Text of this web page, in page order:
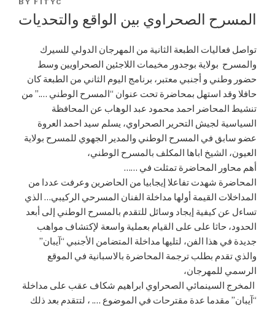
POSTED
BY FITYC
المسرح الصحراوي بين الواقع والتحديات
تواصل فعاليات الطبعة الثانية من المهرجان الدولي للسيرك
والمسرح بولاية بوجدور مخيمات اللاجئين الصحراويين وسط
حضور وطني و أجنبي معتبر، برنامج اليوم الثاني من الطبعة كان
حافلا وقد استهل بمحاضرة تحت عنوان “المسرح الوطني ….” من
تنشيط المحاضر احمد محمود عبد الوهاب عن المحافظة
السياسية لجيش التحرير الصحراوي، يسلم سيد احمد العروة
عضو سابق في المسرح الوطني والمدير الجهوي للمسرح بولاية
العيون، الشيخ اباها المكلف بالمسرح الوطني،
أهم محاور المحاضرة تمثلت في ……
المحاضرة شهدت تفاعلا إيجابيا من الحاضرين وعرفت عددا من
المداخلات القيمة أولها مداخلة الفنان المسرحي الركيبي… الذي
تساءل عن كيفية إيجاد وسائل للتقدم بالمسرح الوطني إلى أبعد
الحدود، حاثا على على القيام بعملية واسعة لإكتشاف مواهب
جديدة في هذا الفن، لتليها مداخلة المتضامن الأجنبي “آيبان”
والذي تقدم بطلب ترجمة المحاضرة بالاسبانية في الموقع
الرسمي للمهرجان،
المخرج السينمائي الصحراوي ابراهيم شكاف عقب على مداخلة
“آيبان” مقدما عدة مقترحات في الموضوع …. ، لتتقدم بعد ذلك